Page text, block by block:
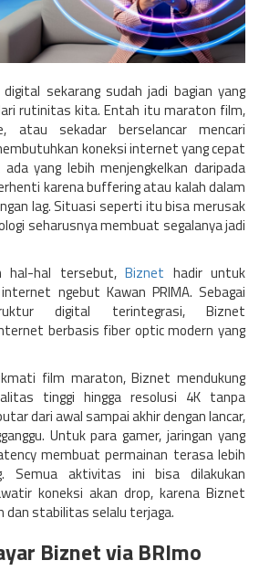
digital sekarang sudah jadi bagian yang
rutinitas kita. Entah itu maraton film,
atau sekadar berselancar mencari
koneksi internet yang cepat
yang lebih menjengkelkan daripada
karena buffering atau kalah dalam
lag. Situasi seperti itu bisa merusak
seharusnya membuat segalanya jadi
hal-hal tersebut,Biznet hadir untuk
ngebut Kawan PRIMA. Sebagai
digital terintegrasi, Biznet
berbasis fiber optic modern yang
film maraton, Biznet mendukung
tinggi hingga resolusi 4K tanpa
dari awal sampai akhir dengan lancar,
Untuk para gamer, jaringan yang
membuat permainan terasa lebih
Semua aktivitas ini bisa dilakukan
koneksi akan drop, karena Biznet
stabilitas selalu terjaga.
Biznet via BRImo